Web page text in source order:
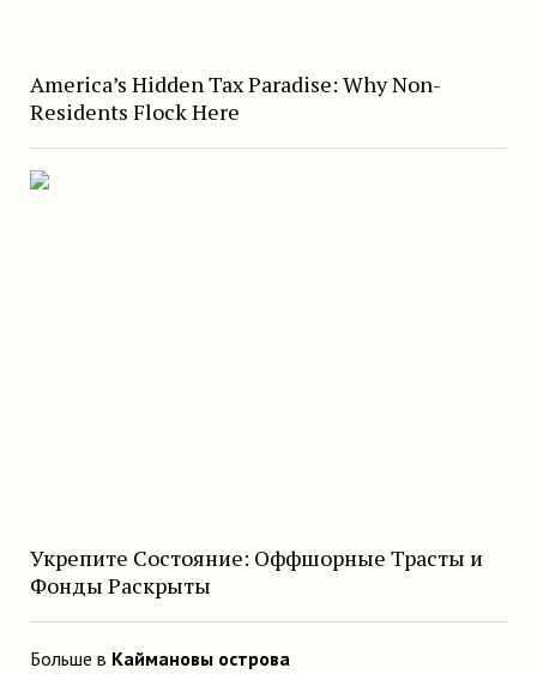
America’s Hidden Tax Paradise: Why Non-
Residents Flock Here
Укрепите Состояние: Оффшорные Трасты и
Фонды Раскрыты
Больше в Каймановы острова